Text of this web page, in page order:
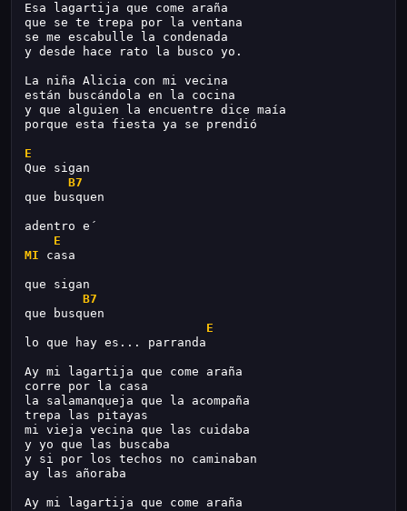
Esa lagartija que come araña
que se te trepa por la ventana
se me escabulle la condenada
y desde hace rato la busco yo.
La niña Alicia con mi vecina
están buscándola en la cocina
y que alguien la encuentre dice maía
porque esta fiesta ya se prendió
E
Que sigan
B7
que busquen
adentro e´
E
MI casa
que sigan
B7
que busquen
E
lo que hay es... parranda
Ay mi lagartija que come araña
corre por la casa
la salamanqueja que la acompaña
trepa las pitayas
mi vieja vecina que las cuidaba
y yo que las buscaba
y si por los techos no caminaban
ay las añoraba
Ay mi lagartija que come araña